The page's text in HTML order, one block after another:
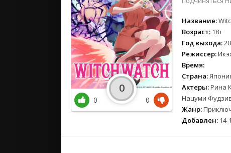
Название:
Возраст: 18+
Год выхода:
Режиссер:
Время:
Страна:
Актеры:Рина
Нацуми
Жанр:
Добавлен: 14-
0
0
0